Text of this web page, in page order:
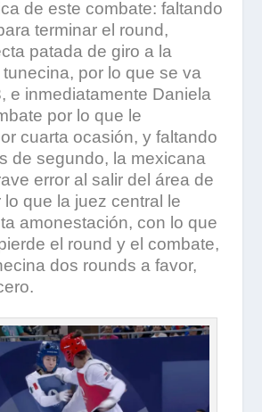
de este combate: faltando
terminar el round,
patada de giro a la
por lo que se va
e inmediatamente Daniela
por lo que le
cuarta ocasión, y faltando
de segundo, la mexicana
error al salir del área de
que la juez central le
amonestación, con lo que
el round y el combate,
dos rounds a favor,